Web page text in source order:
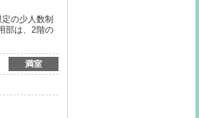
の少人数制
部は、2階の
満室